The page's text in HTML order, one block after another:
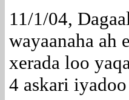
11/1/04,
wayaanaha ah
xerada loo
4 askari